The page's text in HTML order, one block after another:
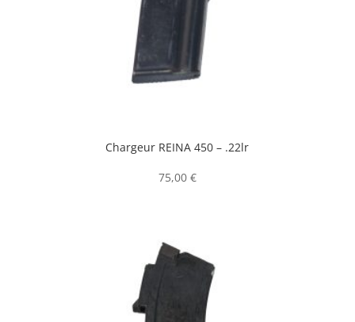
Chargeur REINA 450 – .22lr
75,00 €